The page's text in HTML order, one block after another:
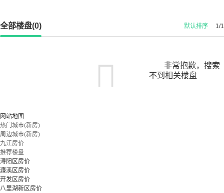
全部楼盘(0) 1/1
默认排序
非常抱歉，搜索
不到相关楼盘
网站地图
热门城市(新房)
周边城市(新房)
九江房价
推荐楼盘
浔阳区房价
濂溪区房价
开发区房价
八里湖新区房价